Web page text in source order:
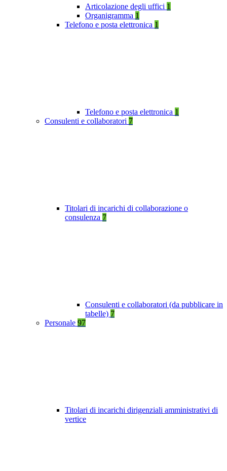
Articolazione degli uffici 1
Organigramma 1
Telefono e posta elettronica 1
Telefono e posta elettronica 1
Consulenti e collaboratori 7
Titolari di incarichi di collaborazione o
consulenza 7
Consulenti e collaboratori (da pubblicare in
tabelle) 7
Personale 97
Titolari di incarichi dirigenziali amministrativi di
vertice